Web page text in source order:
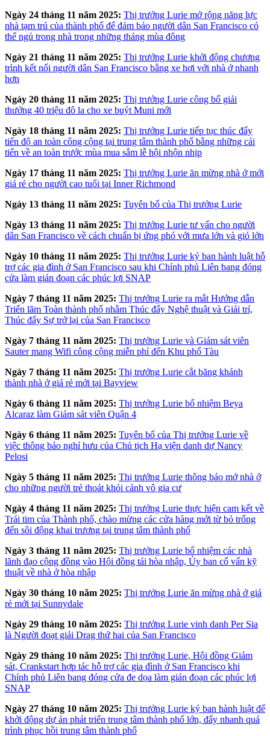
Ngày 24 tháng 11 năm 2025: Thị trưởng Lurie mở rộng năng lực
nhà tạm trú của thành phố để đảm bảo người dân San Francisco có
thể ngủ trong nhà trong những tháng mùa đông
Ngày 21 tháng 11 năm 2025: Thị trưởng Lurie khởi động chương
trình kết nối người dân San Francisco bằng xe hơi với nhà ở nhanh
hơn
Ngày 20 tháng 11 năm 2025: Thị trưởng Lurie công bố giải
thưởng 40 triệu đô la cho xe buýt Muni mới
Ngày 18 tháng 11 năm 2025: Thị trưởng Lurie tiếp tục thúc đẩy
tiến độ an toàn công cộng tại trung tâm thành phố bằng những cải
tiến về an toàn trước mùa mua sắm lễ hội nhộn nhịp
Ngày 17 tháng 11 năm 2025: Thị trưởng Lurie ăn mừng nhà ở mới
giá rẻ cho người cao tuổi tại Inner Richmond
Ngày 13 tháng 11 năm 2025: Tuyên bố của Thị trưởng Lurie
Ngày 13 tháng 11 năm 2025: Thị trưởng Lurie tư vấn cho người
dân San Francisco về cách chuẩn bị ứng phó với mưa lớn và gió lớn
Ngày 10 tháng 11 năm 2025: Thị trưởng Lurie ký ban hành luật hỗ
trợ các gia đình ở San Francisco sau khi Chính phủ Liên bang đóng
cửa làm gián đoạn các phúc lợi SNAP
Ngày 7 tháng 11 năm 2025: Thị trưởng Lurie ra mắt Hướng dẫn
Triển lãm Toàn thành phố nhằm Thúc đẩy Nghệ thuật và Giải trí,
Thúc đẩy Sự trở lại của San Francisco
Ngày 7 tháng 11 năm 2025: Thị trưởng Lurie và Giám sát viên
Sauter mang Wifi công cộng miễn phí đến Khu phố Tàu
Ngày 7 tháng 11 năm 2025: Thị trưởng Lurie cắt băng khánh
thành nhà ở giá rẻ mới tại Bayview
Ngày 6 tháng 11 năm 2025: Thị trưởng Lurie bổ nhiệm Beya
Alcaraz làm Giám sát viên Quận 4
Ngày 6 tháng 11 năm 2025: Tuyên bố của Thị trưởng Lurie về
việc thông báo nghỉ hưu của Chủ tịch Hạ viện danh dự Nancy
Pelosi
Ngày 5 tháng 11 năm 2025: Thị trưởng Lurie thông báo mở nhà ở
cho những người trẻ thoát khỏi cảnh vô gia cư
Ngày 4 tháng 11 năm 2025: Thị trưởng Lurie thực hiện cam kết về
Trái tim của Thành phố, chào mừng các cửa hàng mới từ bỏ trống
đến sôi động khai trương tại trung tâm thành phố
Ngày 3 tháng 11 năm 2025: Thị trưởng Lurie bổ nhiệm các nhà
lãnh đạo cộng đồng vào Hội đồng tái hòa nhập, Ủy ban cố vấn kỹ
thuật về nhà ở hòa nhập
Ngày 30 tháng 10 năm 2025: Thị trưởng Lurie ăn mừng nhà ở giá
rẻ mới tại Sunnydale
Ngày 29 tháng 10 năm 2025: Thị trưởng Lurie vinh danh Per Sia
là Người đoạt giải Drag thứ hai của San Francisco
Ngày 29 tháng 10 năm 2025: Thị trưởng Lurie, Hội đồng Giám
sát, Crankstart hợp tác hỗ trợ các gia đình ở San Francisco khi
Chính phủ Liên bang đóng cửa đe dọa làm gián đoạn các phúc lợi
SNAP
Ngày 27 tháng 10 năm 2025: Thị trưởng Lurie ký ban hành luật để
khởi động dự án phát triển trung tâm thành phố lớn, đẩy nhanh quá
trình phục hồi trung tâm thành phố